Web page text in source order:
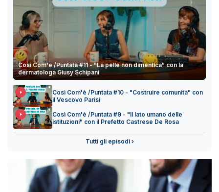
Così Com'è /Puntata #11 - "La pelle non dimentica" con la
dermatologa Giusy Schipani
Così Com'è /Puntata #10 - "Costruire comunità" con
il Vescovo Parisi
Così Com'è /Puntata #9 - "Il lato umano delle
istituzioni" con il Prefetto Castrese De Rosa
Tutti gli episodi ›